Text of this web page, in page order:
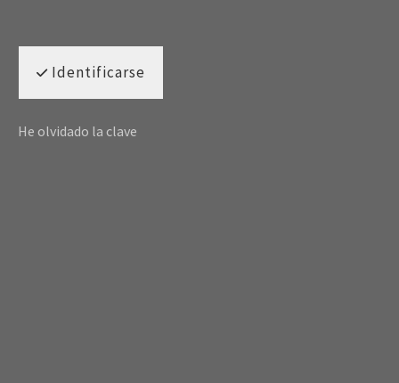
Identificarse
He olvidado la clave